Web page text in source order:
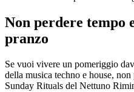
Non perdere tempo
pranzo
Se vuoi vivere un pomeriggio
della musica techno e house,
Sunday Rituals del Nettuno